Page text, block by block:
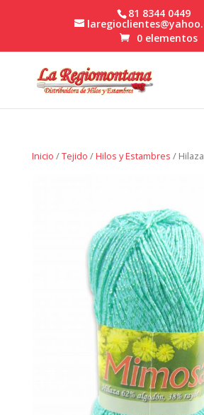
81 8344 0449
0 elementos
Inicio /Tejido /Hilos y Estambres /